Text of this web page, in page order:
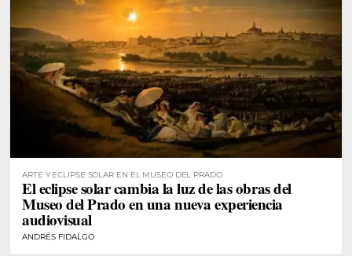
ARTE Y ECLIPSE SOLAR EN EL MUSEO DEL PRADO
El eclipse solar cambia la luz de las obras del
Museo del Prado en una nueva experiencia
audiovisual
ANDRÉS FIDALGO